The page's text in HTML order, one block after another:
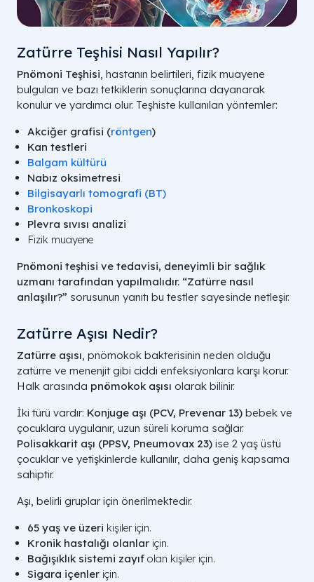
Zatürre Teşhisi Nasıl Yapılır?
Pnömoni Teşhisi, hastanın belirtileri, fizik muayene
bulguları ve bazı tetkiklerin sonuçlarına dayanarak
konulur ve yardımcı olur. Teşhiste kullanılan yöntemler:
Akciğer grafisi (röntgen)
Kan testleri
Balgam kültürü
Nabız oksimetresi
Bilgisayarlı tomografi (BT)
Bronkoskopi
Plevra sıvısı analizi
Fizik muayene
Pnömoni teşhisi ve tedavisi, deneyimli bir sağlık
uzmanı tarafından yapılmalıdır. “Zatürre nasıl
anlaşılır?” sorusunun yanıtı bu testler sayesinde netleşir.
Zatürre Aşısı Nedir?
Zatürre aşısı, pnömokok bakterisinin neden olduğu
zatürre ve menenjit gibi ciddi enfeksiyonlara karşı korur.
Halk arasında pnömokok aşısı olarak bilinir.
İki türü vardır: Konjuge aşı (PCV, Prevenar 13) bebek ve
çocuklara uygulanır, uzun süreli koruma sağlar.
Polisakkarit aşı (PPSV, Pneumovax 23) ise 2 yaş üstü
çocuklar ve yetişkinlerde kullanılır, daha geniş kapsama
sahiptir.
Aşı, belirli gruplar için önerilmektedir.
65 yaş ve üzeri kişiler için.
Kronik hastalığı olanlar için.
Bağışıklık sistemi zayıf olan kişiler için.
Sigara içenler için.